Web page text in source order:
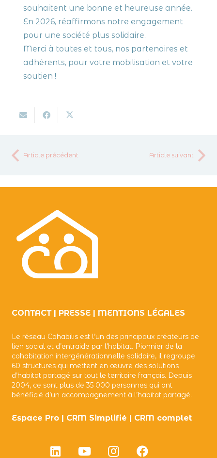
souhaitent une bonne et heureuse année.
En 2026, réaffirmons notre engagement
pour une société plus solidaire.
Merci à toutes et tous, nos partenaires et
adhérents, pour votre mobilisation et votre
soutien !
Article précédent Article suivant
CONTACT| PRESSE MENTIONS LÉGALES
Le réseau Cohabilis est l’un des principaux créateurs de
lien social et d’entraide par l’habitat. Pionnier de la
cohabitation intergénérationnelle solidaire, il regroupe
60 structures qui mettent en œuvre des solutions
d’habitat partagé sur tout le territoire français. Depuis
2004, ce sont plus de 35 000 personnes qui ont
bénéficié d’un accompagnement à l’habitat partagé.
Espace Pro CRM Simplifié CRM complet